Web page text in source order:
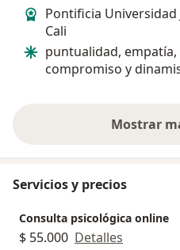
Pontificia Universidad
Cali
puntualidad, empatía,
compromiso y
Mostrar
Servicios y precios
Consulta psicológica online
$ 55.000 Detalles